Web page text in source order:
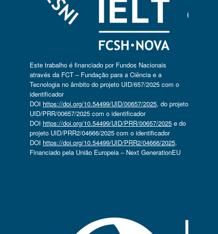
Este trabalho é financiado por Fundos Nacionais
através da FCT – Fundação para a Ciência e a
Tecnologia no âmbito do projeto UID/657/2025 com o
identificador
DOI https://doi.org/10.54499/UID/00657/2025, do projeto
UID/PRR/00657/2025 com o identificador
DOI https://doi.org/10.54499/UID/PRR/00657/2025e do
projeto UID/PRR2/04666/2025 com o identificador
DOI https://doi.org/10.54499/UID/PRR2/04666/2025.
Financiado pela União Europeia – Next GenerationEU